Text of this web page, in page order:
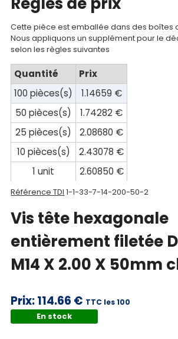
compte
Mon
panier
Contact
Cette pièce est emballée dans des boîtes
Nous appliquons un supplément pour le
selon les règles suivantes
Quantité
Prix
100 pièces(s)
1.14659 €
50 pièces(s)
1.74282 €
25 pièces(s)
2.08680 €
10 pièces(s)
2.43078 €
1 unit
2.60850 €
Référence TDI 1-1-33-7-14-200-50-2
Vis tête hexagonale
entièrement filetée
M14 X 2.00 X 50mm
Prix:114.66 € TTC les 100
En stock